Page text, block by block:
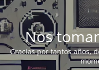
Nos
Gracias por tantos años,